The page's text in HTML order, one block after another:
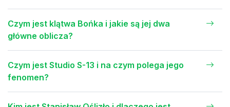
Czym jest klątwa Bońka i jakie są jej dwa
główne oblicza?
Czym jest Studio S-13 i na czym polega jego
fenomen?